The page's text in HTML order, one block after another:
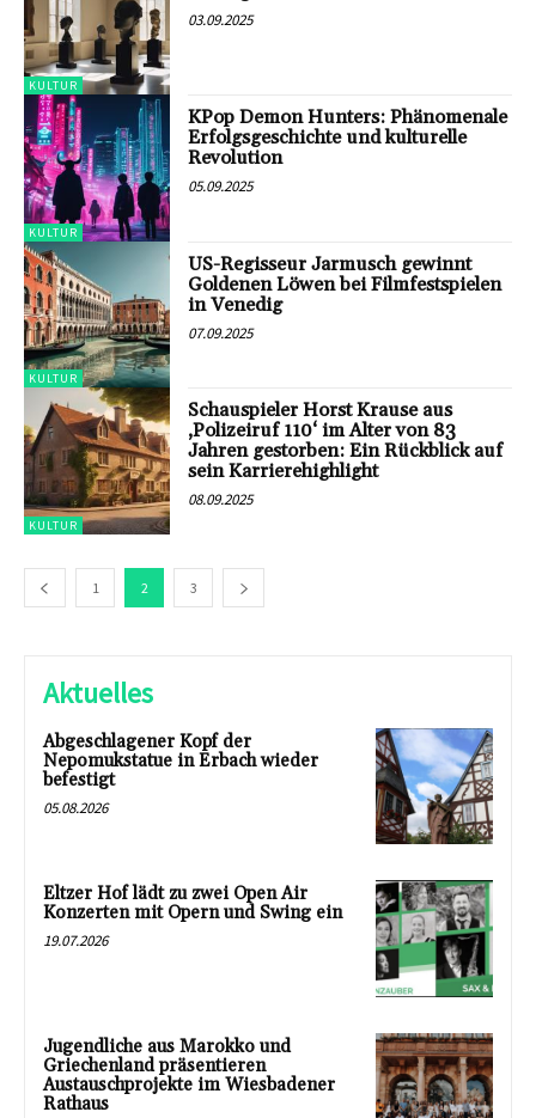
KULTUR
03.09.2025
KULTUR
KPop Demon Hunters: Phänomenale
Erfolgsgeschichte und kulturelle
Revolution
05.09.2025
KULTUR
US-Regisseur Jarmusch gewinnt
Goldenen Löwen bei Filmfestspielen
in Venedig
07.09.2025
KULTUR
Schauspieler Horst Krause aus
‚Polizeiruf 110‘ im Alter von 83
Jahren gestorben: Ein Rückblick auf
sein Karrierehighlight
08.09.2025
1 2 3
Aktuelles
Abgeschlagener Kopf der
Nepomukstatue in Erbach wieder
befestigt
05.08.2026
Eltzer Hof lädt zu zwei Open Air
Konzerten mit Opern und Swing ein
19.07.2026
Jugendliche aus Marokko und
Griechenland präsentieren
Austauschprojekte im Wiesbadener
Rathaus